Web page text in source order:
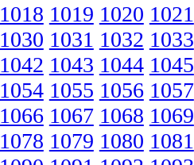
1018 1019 1020 1021
1030 1031 1032 1033
1042 1043 1044 1045
1054 1055 1056 1057
1066 1067 1068 1069
1078 1079 1080 1081